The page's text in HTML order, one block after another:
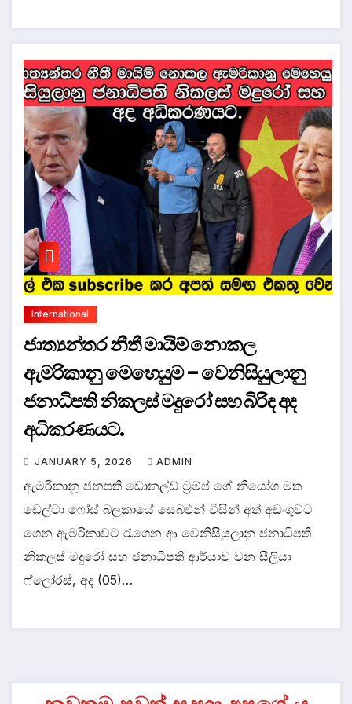
International
ජාත්‍යන්තර නීතී මායිම් නොකල
ඇමරිකානු මෙහෙයුම – වෙනිසියුලානු
ජනාධිපති නිකලස් මදුරෝ සහ බිරිඳ අද
අධිකරණයට.
JANUARY 5, 2026 ADMIN
ඇමරිකානූ ජනපති ඩොනල්ඩ් ට්‍රම්ප් ගේ නියෝග මත
ඩෙල්ටා ෆෝස් බලකායේ සෙබළුන් විසින් අත් අඩංගුවට
ගෙන ඇමරිකාවට රැගෙන ආ වෙනිසියුලානු ජනාධිපති
නිකලස් මදුරෝ සහ ජනාධිපති ආර්යාව වන සීලියා
ෆ්ලෝරස්, අද (05)…